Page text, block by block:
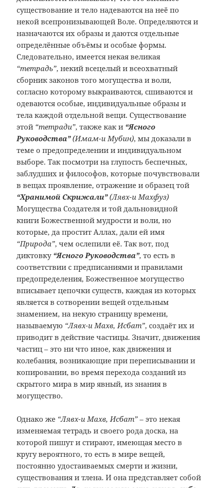
существование и тело надеваются на неё по
некой всепронизывающей Воле. Определяются и
назначаются их образы и даются отдельные
определённые объёмы и особые формы.
Следовательно, имеется некая великая
“тетрадь”, некий всецелый и всеохватный
сборник законов того могущества и воли,
согласно которому выкраиваются, сшиваются и
одеваются особые, индивидуальные образы и
тела каждой отдельной вещи. Существование
этой “тетради”, также как и “Ясного
Руководства”(Имам-и Мубин), мы доказали в
теме о предопределении и индивидуальном
выборе. Так посмотри на глупость беспечных,
заблудших и философов, которые почувствовали
в вещах проявление, отражение и образец той
“Хранимой Скрижали”(Лявх-и Махфуз)
Могущества Создателя и той дальновидной
книги Божественной мудрости и воли, но
которые, да простит Аллах, дали ей имя
“Природа”, чем ослепили её. Так вот, под
диктовку “Ясного Руководства”, то есть в
соответствии с предписаниями и правилами
предопределения, Божественное могущество
вписывает цепочки существ, каждая из которых
является в сотворении вещей отдельным
знамением, на некую страницу времени,
называемую “Лявх-и Махв, Исбат”, создаёт их и
приводит в действие частицы. Значит, движения
частиц – это ни что иное, как движения и
колебания, возникающие при переписывании и
копировании, во время перехода созданий из
скрытого мира в мир явный, из знания в
могущество.
Однако же “Лявх-и Махв, Исбат” – это некая
изменяемая тетрадь и своего рода доска, на
которой пишут и стирают, имеющая место в
кругу вероятного, то есть в мире вещей,
постоянно удостаиваемых смерти и жизни,
существования и тлена. И она представляет собой